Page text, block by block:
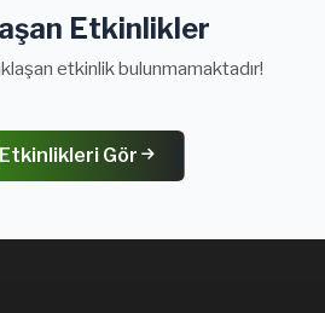
Etkinlikler
etkinlik bulunmamaktadır!
Gör